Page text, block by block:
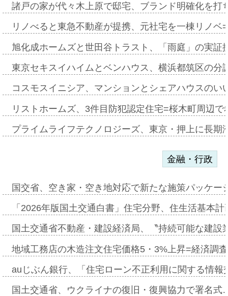
諸戸の家が代々木上原で邸宅、ブランド明確化を
リノべると東急不動産が提携、元社宅を一棟リノ
旭化成ホームズと世田谷トラスト、「雨庭」の実
東京セキスイハイムとベンハウス、横浜都筑区の
コスモスイニシア、マンションとシェアハウスの
リストホームズ、3件目防犯認定住宅=桜木町周辺
プライムライフテクノロジーズ、東京・押上に長
金融・行政
国交省、空き家・空き地対応で新たな施策パッケ
「2026年版国土交通白書」住宅分野、住生活基本
国土交通省不動産・建設経済局、〝持続可能な建
地域工務店の木造注文住宅価格5・3%上昇=経済調
auじぶん銀行、「住宅ローン不正利用に関する情
国土交通省、ウクライナの復旧・復興協力で署名